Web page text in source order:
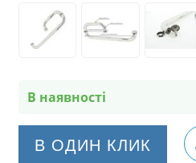
В наявності
В ОДИН КЛИК